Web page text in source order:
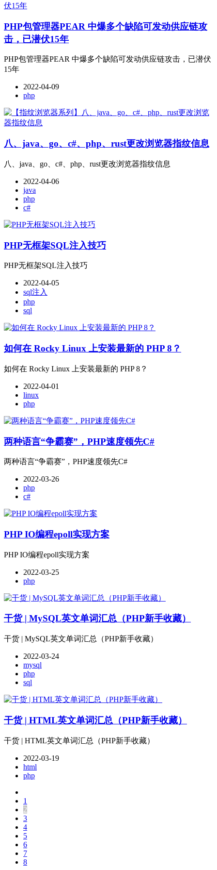
PHP包管理器PEAR 中爆多个缺陷可发动供应链攻
击，已潜伏15年
PHP包管理器PEAR 中爆多个缺陷可发动供应链攻击，已潜伏
15年
2022-04-09
php
八、java、go、c#、php、rust更改浏览器指纹信息
八、java、go、c#、php、rust更改浏览器指纹信息
2022-04-06
java
php
c#
PHP无框架SQL注入技巧
PHP无框架SQL注入技巧
2022-04-05
sql注入
php
sql
如何在 Rocky Linux 上安装最新的 PHP 8？
如何在 Rocky Linux 上安装最新的 PHP 8？
2022-04-01
linux
php
两种语言“争霸赛”，PHP速度领先C#
两种语言“争霸赛”，PHP速度领先C#
2022-03-26
php
c#
PHP IO编程epoll实现方案
PHP IO编程epoll实现方案
2022-03-25
php
干货 | MySQL英文单词汇总（PHP新手收藏）
干货 | MySQL英文单词汇总（PHP新手收藏）
2022-03-24
mysql
php
sql
干货 | HTML英文单词汇总（PHP新手收藏）
干货 | HTML英文单词汇总（PHP新手收藏）
2022-03-19
html
php
1
2
3
4
5
6
7
8